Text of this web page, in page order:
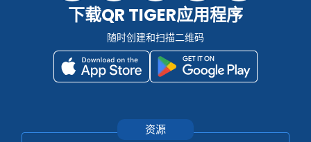
下载QR TIGER应用程序
随时创建和扫描二维码
资源